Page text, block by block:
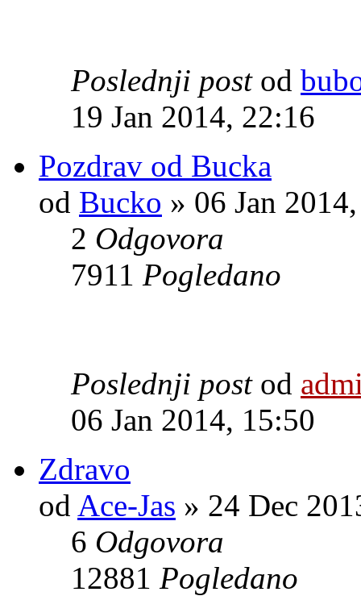
Poslednji post od
19 Jan 2014, 22:16
Pozdrav od Bucka
od Bucko » 06 Jan
2 Odgovora
7911 Pogledano
Poslednji post od
06 Jan 2014, 15:50
Zdravo
od Ace-Jas » 24 Dec
6 Odgovora
12881 Pogledano